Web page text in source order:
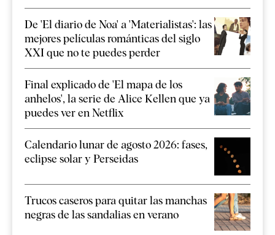
De 'El diario de Noa' a 'Materialistas': las
mejores películas románticas del siglo
XXI que no te puedes perder
Final explicado de 'El mapa de los
anhelos', la serie de Alice Kellen que ya
puedes ver en Netflix
Calendario lunar de agosto 2026: fases,
eclipse solar y Perseidas
Trucos caseros para quitar las manchas
negras de las sandalias en verano